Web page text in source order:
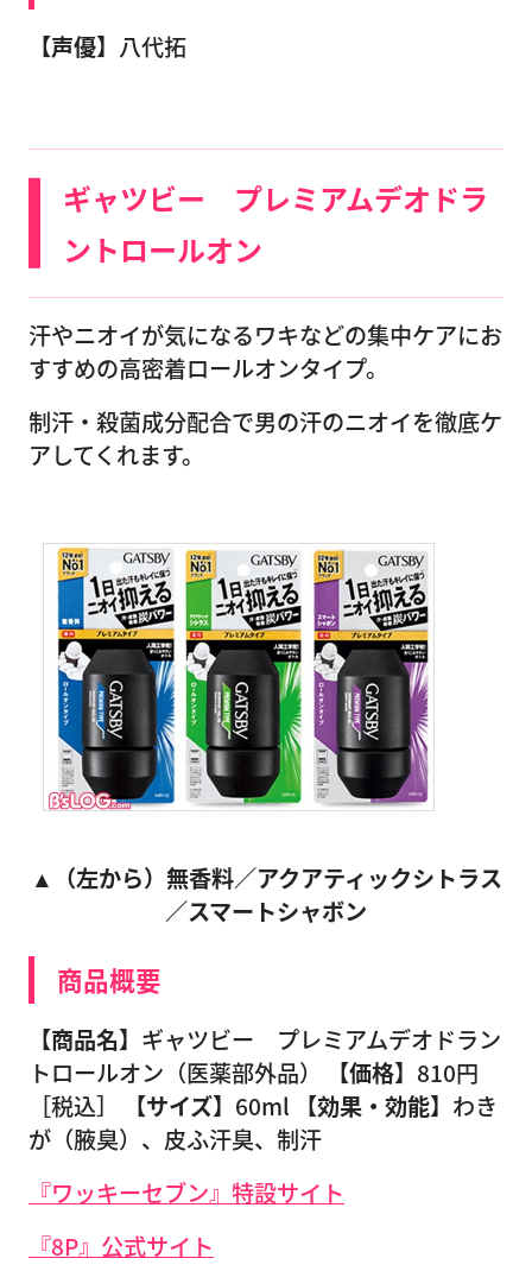
【声優】 八代拓
ギャツビー プレミアムデオドラ
ントロールオン
汗やニオイが気になるワキなどの集中ケアにお
すすめの高密着ロールオンタイプ。
制汗・殺菌成分配合で男の汗のニオイを徹底ケ
アしてくれます。
▲ （左から）無香料／アクアティックシトラス
／スマートシャボン
商品概要
【商品名】 ギャツビー プレミアムデオドラン
トロールオン（医薬部外品）
【価格】 810円
［税込］
【サイズ】 60ml 【効果・効能】 わき
が（腋臭）、皮ふ汗臭、制汗
『ワッキーセブン』特設サイト
『8P』公式サイト